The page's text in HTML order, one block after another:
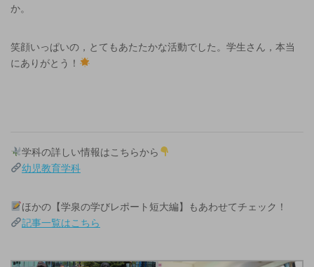
か。
笑顔いっぱいの，とてもあたたかな活動でした。学生さん，本当
にありがとう！
学科の詳しい情報はこちらから
幼児教育学科
ほかの【学泉の学びレポート短大編】もあわせてチェック！
記事一覧はこちら